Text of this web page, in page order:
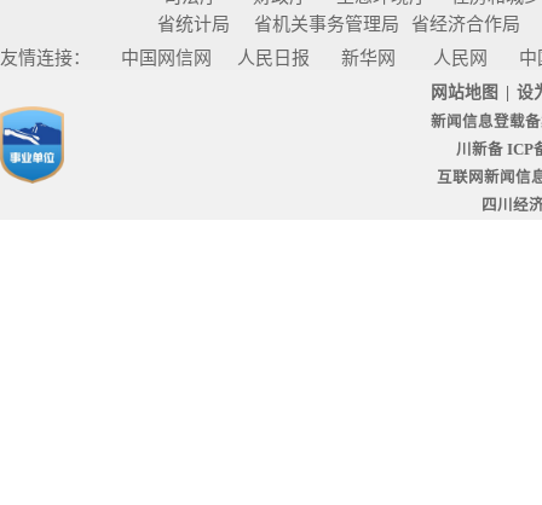
省统计局
省机关事务管理局
省经济合作局
友情连接：
中国网信网 人民日报 新华网 人民网 中
网站地图 设
新闻信息登载
川新备 ICP
互联网新闻信
四川经